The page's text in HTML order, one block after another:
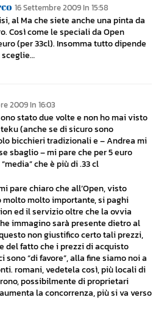
16 Settembre 2009 In 15:58
al Ma che siete anche una pinta da
Così come le speciali da Open
(per 33cl). Insomma tutto dipende
sceglie…
2009 In 16:03
stato due volte e non ho mai visto
(anche se di sicuro sono
bicchieri tradizionali e – Andrea mi
sbaglio – mi pare che per 5 euro
che è più di .33 cl
pare chiaro che all’Open, visto
molto molto importante, si paghi
ed il servizio oltre che la ovvia
immagino sarà presente dietro al
non giustifico certo tali prezzi,
del fatto che i prezzi di acquisto
sono “di favore”, alla fine siamo noi a
romani, vedetela così, più locali di
possibilmente di proprietari
la concorrenza, più si va verso